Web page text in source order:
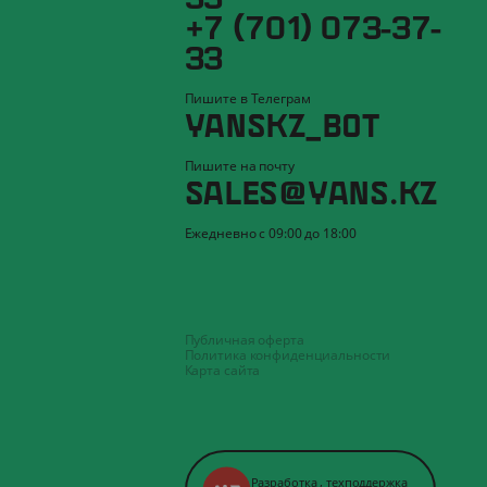
+7 (701) 073-37-
33
Пишите в Телеграм
YANSKZ_BOT
Пишите на почту
SALES@YANS.KZ
Ежедневно с 09:00 до 18:00
Публичная оферта
Политика конфиденциальности
Карта сайта
Разработка,техподдержка